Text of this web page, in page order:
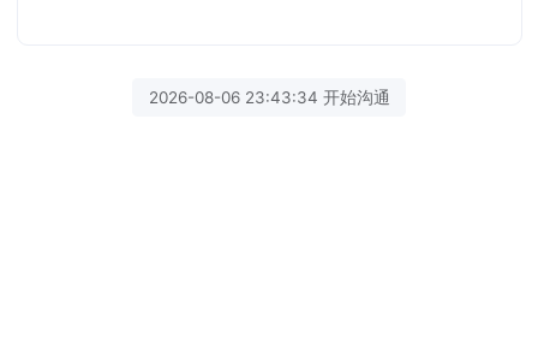
2026-08-06 23:43:34 开始沟通